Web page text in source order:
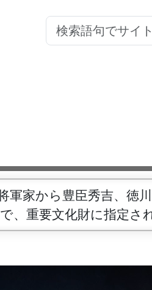
軍家から豊臣秀吉、徳
、重要文化財に指定さ